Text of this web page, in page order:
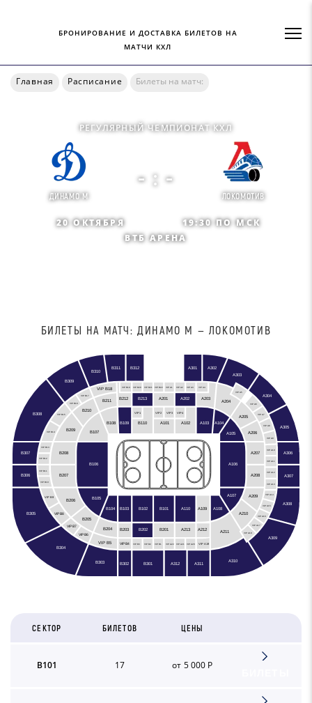
БРОНИРОВАНИЕ И ДОСТАВКА БИЛЕТОВ НА
МАТЧИ КХЛ
Главная Расписание Билеты на матч:
РЕГУЛЯРНЫЙ ЧЕМПИОНАТ КХЛ
ДИНАМО М
- : -
ЛОКОМОТИВ
20 ОКТЯБРЯ
19:30 ПО МСК
ВТБ АРЕНА
БИЛЕТЫ НА МАТЧ: ДИНАМО М — ЛОКОМОТИВ
A103 A104
A105
A106
A107
A108
A109
B103
B104
B105
B106
B107
B108 B109
A203
A204
A205
A206
A207
A208
A209
A210
A211
A212
B203
B204
B205
B206
B207
B208
B209
B210
B211 B212
A301 A302
A303
A304
A305
A306
A307
A308
A309
A310
A311
B302
B303
B304
B305
B306
B307
B308
B309
B310
B311
VIP A1
VIP A5
VIP A6
VIP A7
VIP A8
VIP A9
VIP A10
VIP A13
VIP A14
VIP A15
VIP A16
VIP A17
VIP A18
VIP A19
VIP B4
VIP B5
VIP B6
VIP B7
VIP B8
VIP B9
VIP B10
VIP B11
VIP B12
VIP B13
VIP B14
VIP B15
VIP B16
VIP B17
VIP B18
B301 A312
B312
VIP B19 VIP B20 VIP B21 VIP B22 VIP A2 VIP A3 VIP A4
VIP B3 VIP B2 VIP B1 VIP A22 VIP A21 VIP A20
VIP A11
VIP A12
B201
B202 A213
B213 A201 A202
B102 B101 A110
A102
A101
B110
VIP1 VIP2 VIP3 VIP4
СЕКТОР БИЛЕТОВ ЦЕНЫ
B101 17 от 5 000 Р